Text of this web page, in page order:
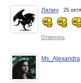
Лялич 25
Ответить
Ms_Alexandra